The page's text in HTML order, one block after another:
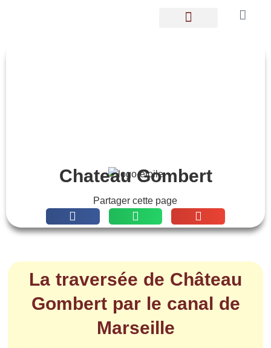
Chateau Gombert
Partager cette page
La traversée de Château
Gombert par le canal de
Marseille